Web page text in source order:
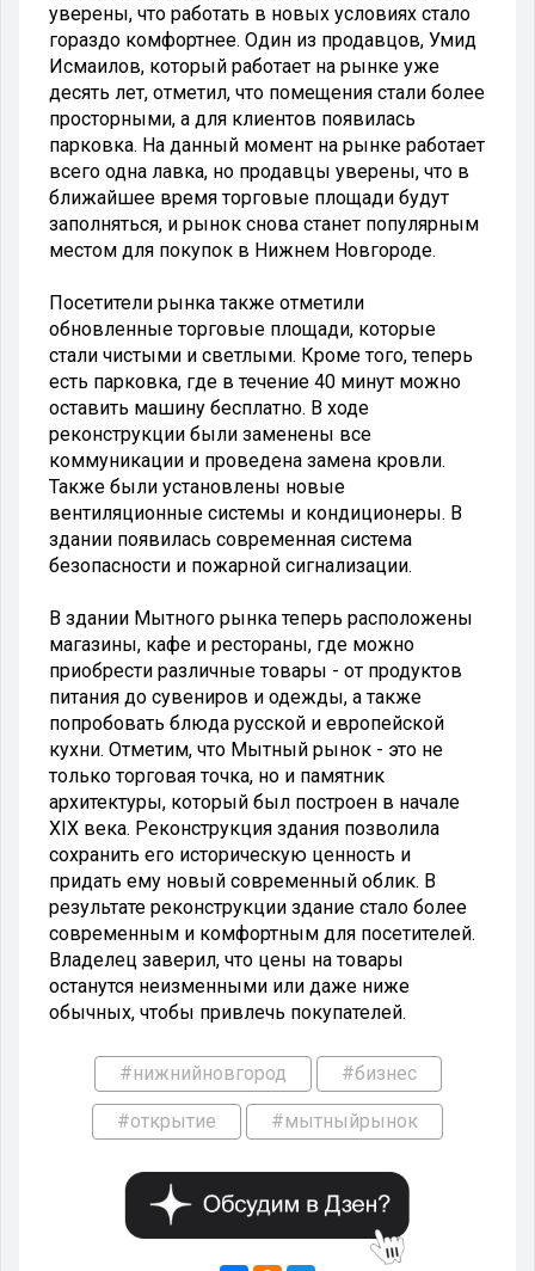
уверены, что работать в новых условиях стало
гораздо комфортнее. Один из продавцов, Умид
Исмаилов, который работает на рынке уже
десять лет, отметил, что помещения стали более
просторными, а для клиентов появилась
парковка. На данный момент на рынке работает
всего одна лавка, но продавцы уверены, что в
ближайшее время торговые площади будут
заполняться, и рынок снова станет популярным
местом для покупок в Нижнем Новгороде.
Посетители рынка также отметили
обновленные торговые площади, которые
стали чистыми и светлыми. Кроме того, теперь
есть парковка, где в течение 40 минут можно
оставить машину бесплатно. В ходе
реконструкции были заменены все
коммуникации и проведена замена кровли.
Также были установлены новые
вентиляционные системы и кондиционеры. В
здании появилась современная система
безопасности и пожарной сигнализации.
В здании Мытного рынка теперь расположены
магазины, кафе и рестораны, где можно
приобрести различные товары - от продуктов
питания до сувениров и одежды, а также
попробовать блюда русской и европейской
кухни. Отметим, что Мытный рынок - это не
только торговая точка, но и памятник
архитектуры, который был построен в начале
XIX века. Реконструкция здания позволила
сохранить его историческую ценность и
придать ему новый современный облик. В
результате реконструкции здание стало более
современным и комфортным для посетителей.
Владелец заверил, что цены на товары
останутся неизменными или даже ниже
обычных, чтобы привлечь покупателей.
#нижнийновгород #бизнес
#открытие #мытныйрынок